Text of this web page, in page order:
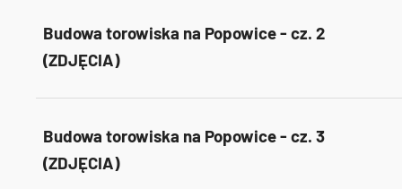
Budowa torowiska na Popowice - cz. 2
(ZDJĘCIA)
Budowa torowiska na Popowice - cz. 3
(ZDJĘCIA)